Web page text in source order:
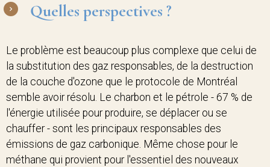
Quelles perspectives ?
Le problème est beaucoup plus complexe que celui de
la substitution des gaz responsables, de la destruction
de la couche d'ozone que le protocole de Montréal
semble avoir résolu. Le charbon et le pétrole - 67 % de
l'énergie utilisée pour produire, se déplacer ou se
chauffer - sont les principaux responsables des
émissions de gaz carbonique. Même chose pour le
méthane qui provient pour l'essentiel des nouveaux